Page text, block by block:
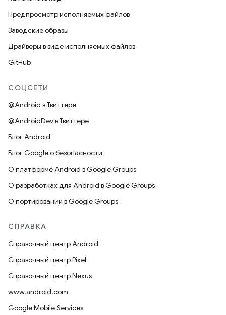
Предпросмотр исполняемых файлов
Заводские образы
Драйверы в виде исполняемых файлов
GitHub
СОЦСЕТИ
@Android в Твиттере
@AndroidDev в Твиттере
Блог Android
Блог Google о безопасности
О платформе Android в Google Groups
О разработках для Android в Google Groups
О портировании в Google Groups
СПРАВКА
Справочный центр Android
Справочный центр Pixel
Справочный центр Nexus
www.android.com
Google Mobile Services